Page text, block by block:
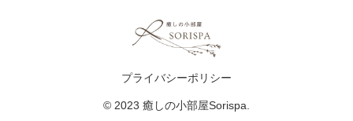
プライバシーポリシー
© 2023 癒しの小部屋Sorispa.